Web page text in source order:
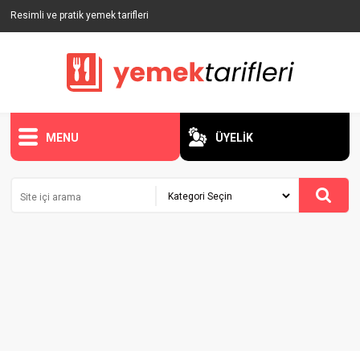
Resimli ve pratik yemek tarifleri
MENU ÜYELİK